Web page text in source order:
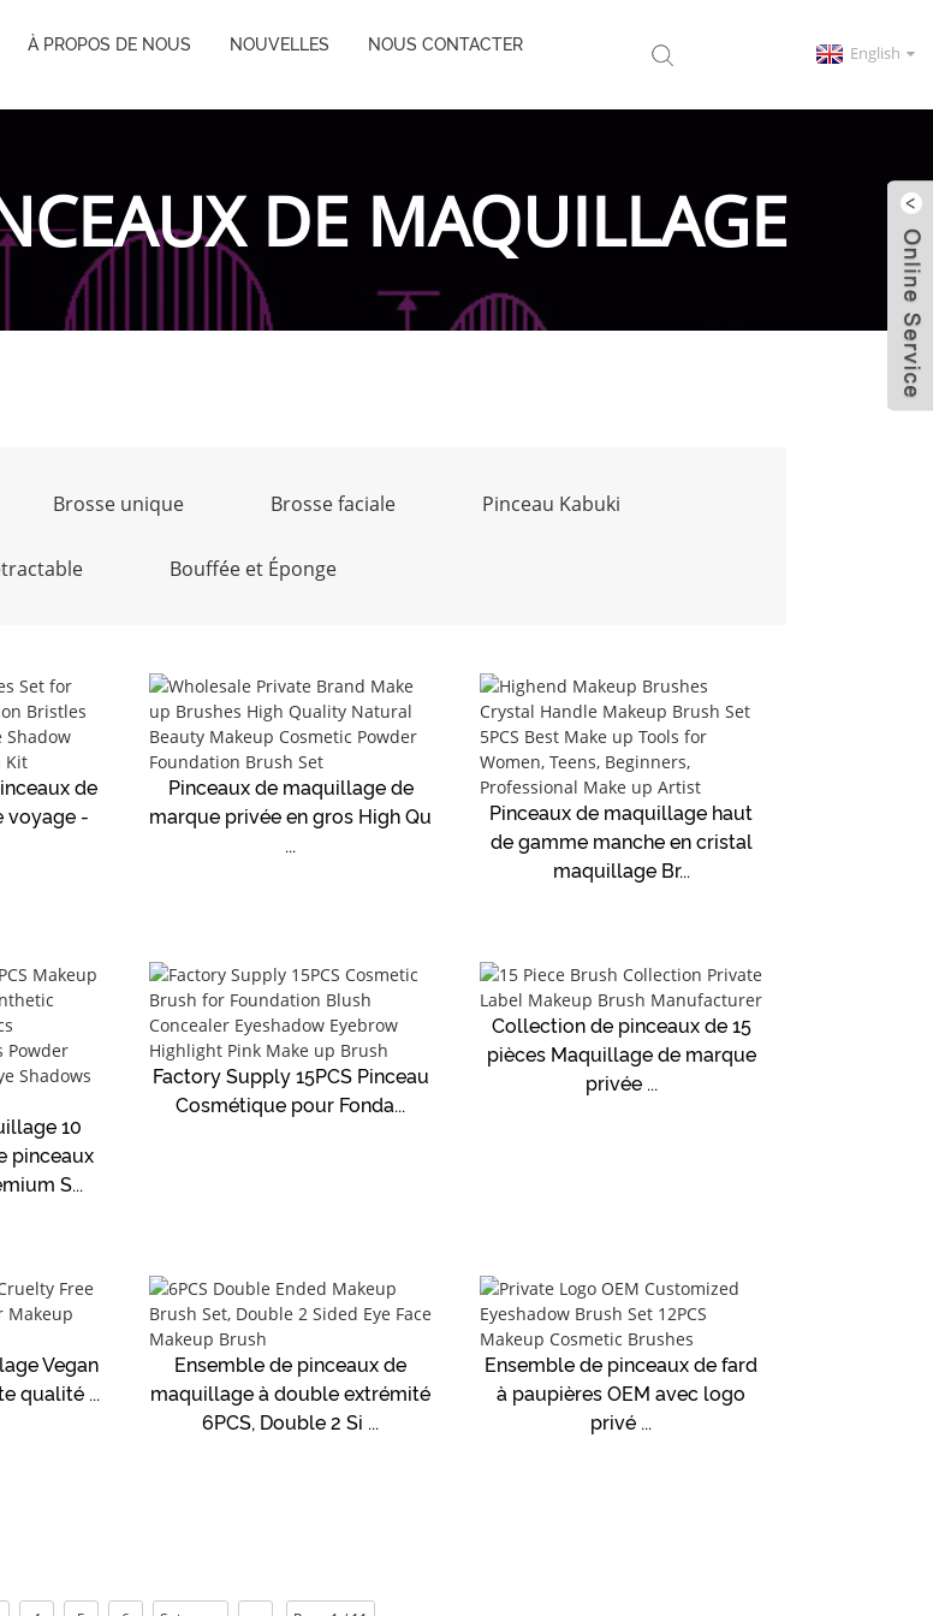
English
À PROPOS DE NOUS NOUVELLES NOUS CONTACTER
DE MAQUILLAGE
Brosse unique Brosse faciale Pinceau Kabuki
Bouffée et Éponge
de
voyage -
Pinceaux de maquillage de
marque privée en gros High Qu
...
Pinceaux de maquillage haut
de gamme manche en cristal
maquillage Br...
10
pinceaux
S...
Factory Supply 15PCS Pinceau
Cosmétique pour Fonda...
Collection de pinceaux de 15
pièces Maquillage de marque
privée ...
Vegan
qualité ...
Ensemble de pinceaux de
maquillage à double extrémité
6PCS, Double 2 Si ...
Ensemble de pinceaux de fard
à paupières OEM avec logo
privé ...